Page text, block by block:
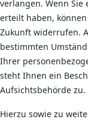
verlangen. Wenn
erteilt haben,
Zukunft widerrufen.
bestimmten
Ihrer
steht Ihnen ein
Aufsichtsbehörde zu.
Hierzu sowie zu